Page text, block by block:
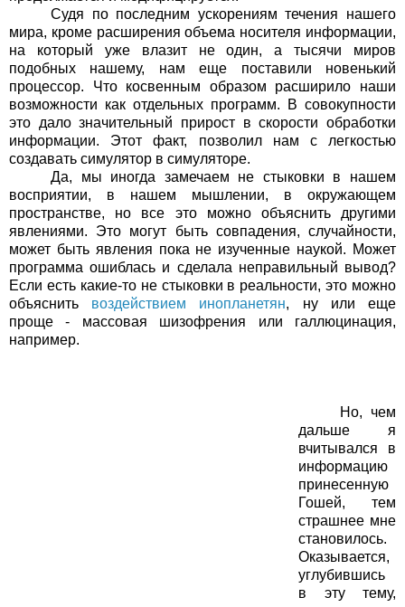
Судя по последним ускорениям течения нашего
мира, кроме расширения объема носителя информации,
на который уже влазит не один, а тысячи миров
подобных нашему, нам еще поставили новенький
процессор. Что косвенным образом расширило наши
возможности как отдельных программ. В совокупности
это дало значительный прирост в скорости обработки
информации. Этот факт, позволил нам с легкостью
создавать симулятор в симуляторе.
Да, мы иногда замечаем не стыковки в нашем
восприятии, в нашем мышлении, в окружающем
пространстве, но все это можно объяснить другими
явлениями. Это могут быть совпадения, случайности,
может быть явления пока не изученные наукой. Может
программа ошиблась и сделала неправильный вывод?
Если есть какие-то не стыковки в реальности, это можно
объяснить воздействием инопланетян, ну или еще
проще - массовая шизофрения или галлюцинация,
например.
Но, чем
дальше я
вчитывался в
информацию
принесенную
Гошей, тем
страшнее мне
становилось.
Оказывается,
углубившись
в эту тему,